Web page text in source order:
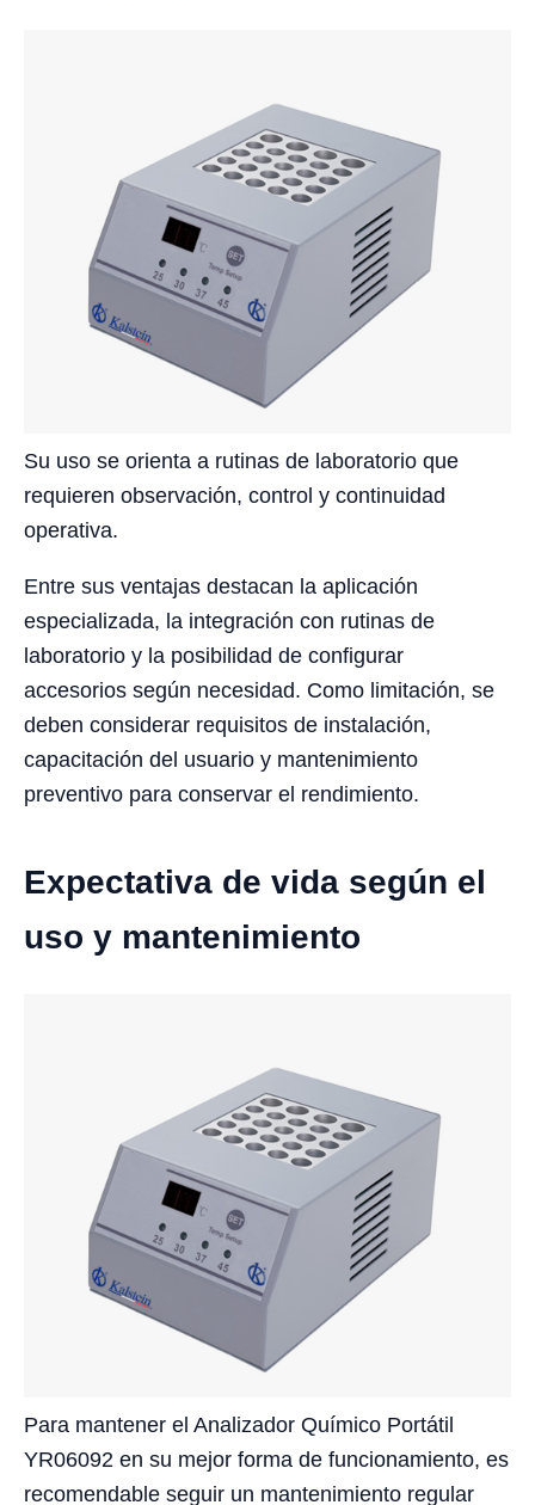
Su uso se orienta a rutinas de laboratorio que
requieren observación, control y continuidad
operativa.
Entre sus ventajas destacan la aplicación
especializada, la integración con rutinas de
laboratorio y la posibilidad de configurar
accesorios según necesidad. Como limitación, se
deben considerar requisitos de instalación,
capacitación del usuario y mantenimiento
preventivo para conservar el rendimiento.
Expectativa de vida según el
uso y mantenimiento
Para mantener el Analizador Químico Portátil
YR06092 en su mejor forma de funcionamiento, es
recomendable seguir un mantenimiento regular